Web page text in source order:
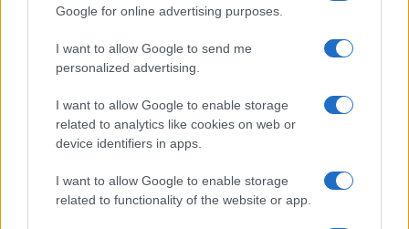
Google for online advertising purposes.
I want to allow Google to send me
personalized advertising.
I want to allow Google to enable storage
related to analytics like cookies on web or
device identifiers in apps.
I want to allow Google to enable storage
related to functionality of the website or app.
Cotización de Bitcoin hoy: análisis del mercado y tendencias
Diego Martín · 8 Ago 2026
COTIZACIONES CRYPTO
Precio